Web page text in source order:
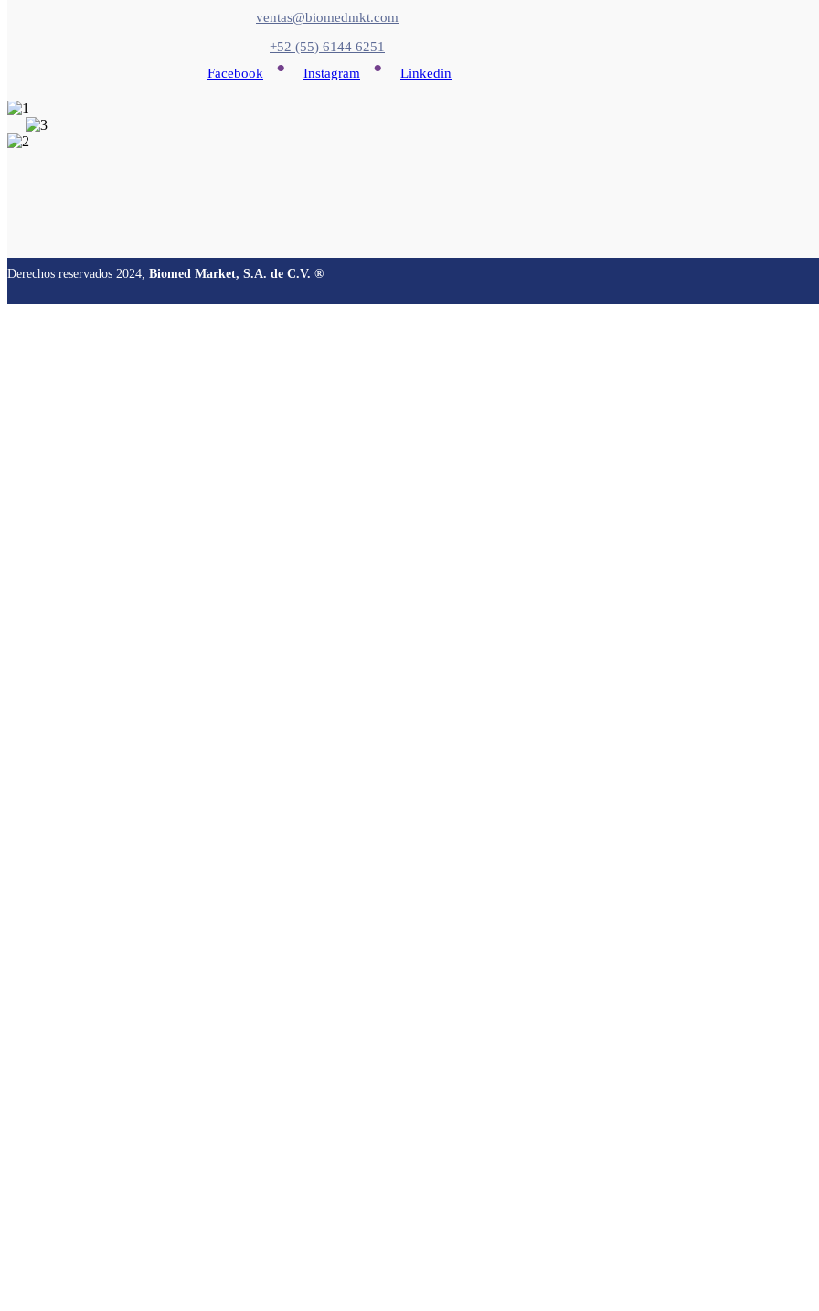
ventas@biomedmkt.com
+52 (55) 6144 6251
Facebook
• Instagram • Linkedin
Derechos reservados 2024, Biomed Market, S.A. de C.V. ®